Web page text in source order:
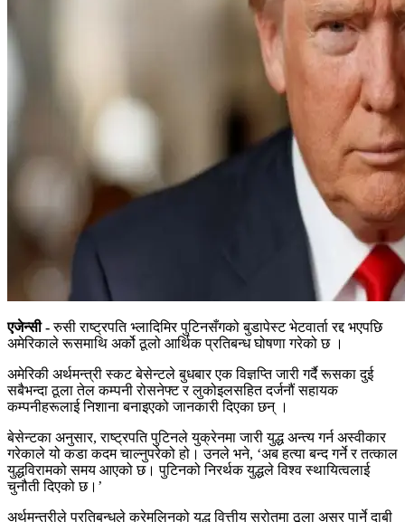
एजेन्सी -रुसी राष्ट्रपति भ्लादिमिर पुटिनसँगको बुडापेस्ट भेटवार्ता रद्द भएपछि
अमेरिकाले रूसमाथि अर्को ठूलो आर्थिक प्रतिबन्ध घोषणा गरेको छ ।
अमेरिकी अर्थमन्त्री स्कट बेसेन्टले बुधबार एक विज्ञप्ति जारी गर्दै रूसका दुई
सबैभन्दा ठूला तेल कम्पनी रोसनेफ्ट र लुकोइलसहित दर्जनौं सहायक
कम्पनीहरूलाई निशाना बनाइएको जानकारी दिएका छन् ।
बेसेन्टका अनुसार, राष्ट्रपति पुटिनले युक्रेनमा जारी युद्ध अन्त्य गर्न अस्वीकार
गरेकाले यो कडा कदम चाल्नुपरेको हो। उनले भने, ‘अब हत्या बन्द गर्ने र तत्काल
युद्धविरामको समय आएको छ। पुटिनको निरर्थक युद्धले विश्व स्थायित्वलाई
चुनौती दिएको छ।’
अर्थमन्त्रीले प्रतिबन्धले क्रेमलिनको युद्ध वित्तीय स्रोतमा ठूला असर पार्ने दाबी